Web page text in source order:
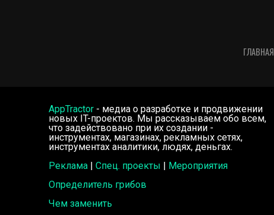
ГЛАВНАЯ
AppTractor - медиа о разработке и продвижении
новых IT-проектов. Мы рассказываем обо всем,
что задействовано при их создании -
инструментах, магазинах, рекламных сетях,
инструментах аналитики, людях, деньгах.
Реклама | Спец. проекты | Мероприятия
Определитель грибов
Чем заменить